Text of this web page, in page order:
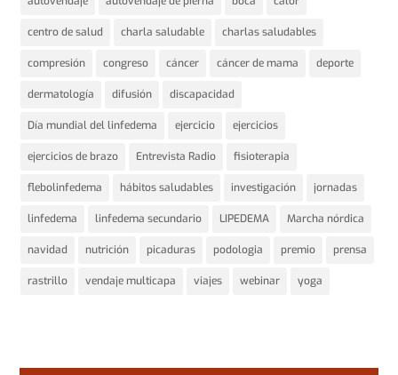
centro de salud charla saludable charlas saludables
compresión congreso cáncer cáncer de mama deporte
dermatología difusión discapacidad
Día mundial del linfedema ejercicio ejercicios
ejercicios de brazo Entrevista Radio fisioterapia
flebolinfedema hábitos saludables investigación jornadas
linfedema linfedema secundario LIPEDEMA Marcha nórdica
navidad nutrición picaduras podologia premio prensa
rastrillo vendaje multicapa viajes webinar yoga